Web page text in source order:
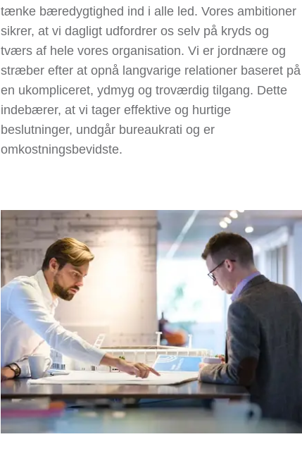
tænke bæredygtighed ind i alle led. Vores ambitioner
sikrer, at vi dagligt udfordrer os selv på kryds og
tværs af hele vores organisation. Vi er jordnære og
stræber efter at opnå langvarige relationer baseret på
en ukompliceret, ydmyg og troværdig tilgang. Dette
indebærer, at vi tager effektive og hurtige
beslutninger, undgår bureaukrati og er
omkostningsbevidste.